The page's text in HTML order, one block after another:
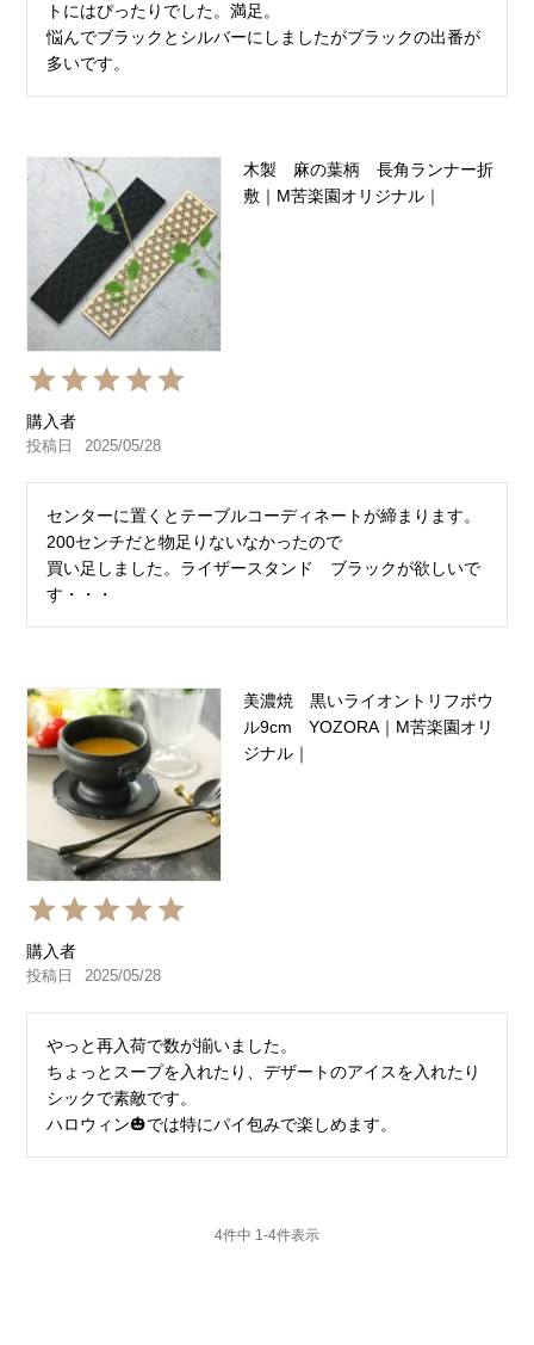
トにはぴったりでした。満足。
悩んでブラックとシルバーにしましたがブラックの出番が
多いです。
木製 麻の葉柄 長角ランナー折
敷｜M苦楽園オリジナル｜
購入者
投稿日 2025/05/28
センターに置くとテーブルコーディネートが締まります。
200センチだと物足りないなかったので
買い足しました。ライザースタンド　ブラックが欲しいで
美濃焼 黒いライオントリフボウ
ル9cm YOZORA｜M苦楽園オリ
ジナル｜
購入者
投稿日 2025/05/28
やっと再入荷で数が揃いました。
ちょっとスープを入れたり、デザートのアイスを入れたり
シックで素敵です。
4件中 1-4件表示